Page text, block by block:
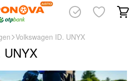
Volkswagen ID. UNYX
UNYX